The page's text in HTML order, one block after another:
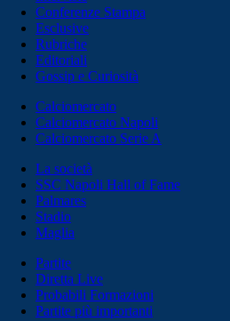
Conferenze Stampa
Esclusive
Rubriche
Editoriali
Gossip e Curiosità
Calciomercato
Calciomercato Napoli
Calciomercato Serie A
La società
SSC Napoli Hall of Fame
Palmares
Stadio
Maglia
Partite
Diretta Live
Probabili Formazioni
Partite più importanti